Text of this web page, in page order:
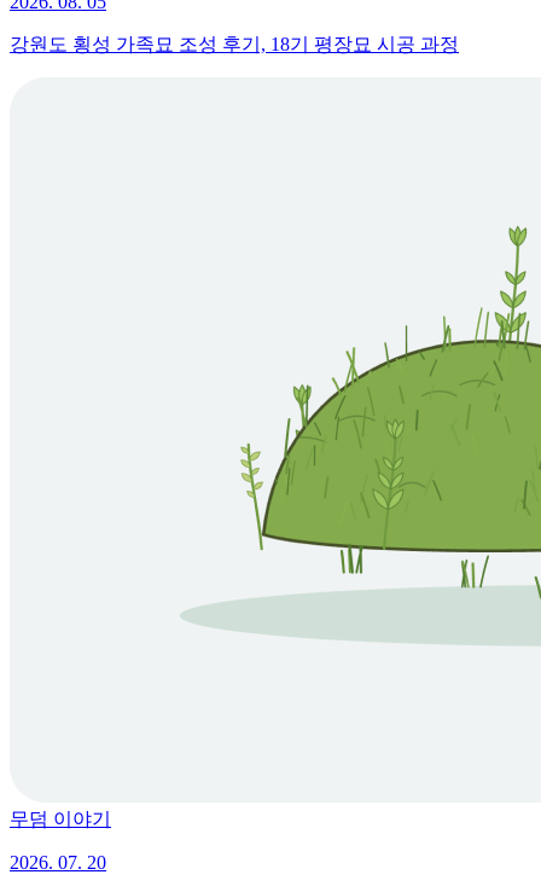
강원도 횡성 가족묘 조성 후기, 18기 평장묘 시공 과정
무덤 이야기
2026. 07. 20